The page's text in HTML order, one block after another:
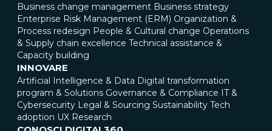
Business change management Business strategy
Enterprise Risk Management (ERM) Organization &
Process redesign People & Cultural change Operations
& Supply chain excellence Technical assistance &
Capacity building
INNOVARE
Artificial Intelligence & Data Digital transformation
program & Solutions Governance & Compliance IT &
Cybersecurity Legal & Sourcing Sustainability Tech
adoption UX Research